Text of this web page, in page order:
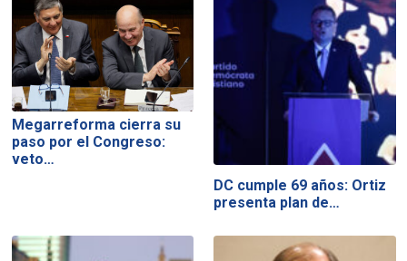
Megarreforma cierra su
paso por el Congreso:
veto…
DC cumple 69 años: Ortiz
presenta plan de…